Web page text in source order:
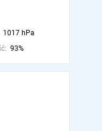
1017 hPa
93%